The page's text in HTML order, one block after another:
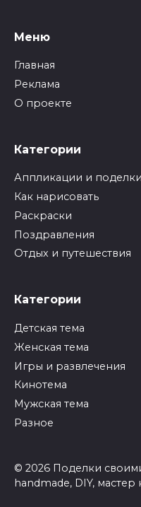
Меню
Главная
Реклама
О проекте
Категории
Аппликации и поделки
Как нарисовать
Раскраски
Поздравления
Отдых и путешествия
Категории
Детская тема
Женская тема
Игры и развлечения
Кинотема
Мужская тема
Разное
© 2026 Поделки
handmade, DIY, мастер